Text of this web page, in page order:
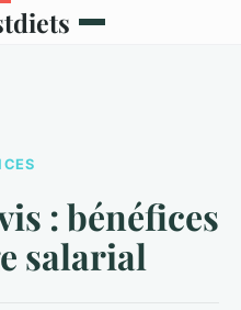
: bénéfices
salarial